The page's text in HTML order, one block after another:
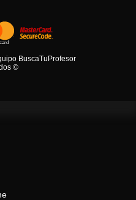
BuscaTuProfesor
©